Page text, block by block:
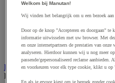
Dynamisch en interactief
Fotocamera, videocamera
Projectie en videoprojectie-
Studioverlichting en
Tv, dvd-speler en Blu-ray
Bewegwijzering en
Bekijk de hele productgroep
Welkom bij Manutan!
Wij vinden het belangrijk om u een bezoek
Door op de knop "Accepteren en doorgaan"
informatie uitwisselen met uw browser. Met
en onze internetpartners de prestaties van
analyseren. Hierdoor kunnen wij u nog meer
passende/gepersonaliseerd reclame
en voorkeuren voor elk type cookie, klikt u op